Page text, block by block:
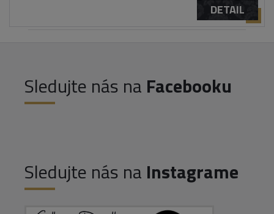
DETAIL
Sledujte nás na Facebooku
Sledujte nás na Instagrame